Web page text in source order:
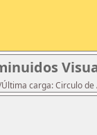
carga: Circulo